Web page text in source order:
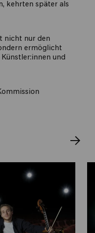
kehrten später als
nicht nur den
ermöglicht
und